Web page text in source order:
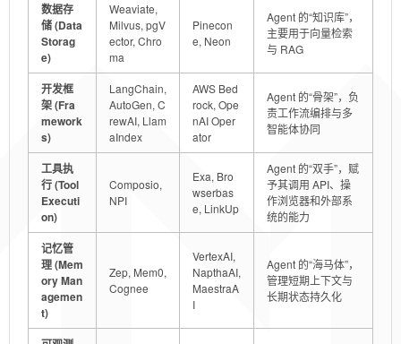
数据存
储 (Data
Storag
e)
Weaviate,
Milvus, pgV
ector, Chro
ma
Pinecon
e, Neon
Agent 的“知识库”，
主要用于向量检索
与 RAG
开发框
架 (Fra
mework
s)
LangChain,
AutoGen, C
rewAI, Llam
aIndex
AWS Bed
rock, Ope
nAI Oper
ator
Agent 的“骨架”，负
责工作流编排与多
智能体协同
工具执
行 (Tool
Executi
on)
Composio,
NPI
Exa, Bro
wserbas
e, LinkUp
Agent 的“双手”，赋
予其调用 API、操
作浏览器和外部系
统的能力
记忆管
理 (Mem
ory Man
agemen
t)
Zep, Mem0,
Cognee
VertexAI,
NapthaAI,
MaestraA
I
Agent 的“海马体”，
管理短期上下文与
长期状态持久化